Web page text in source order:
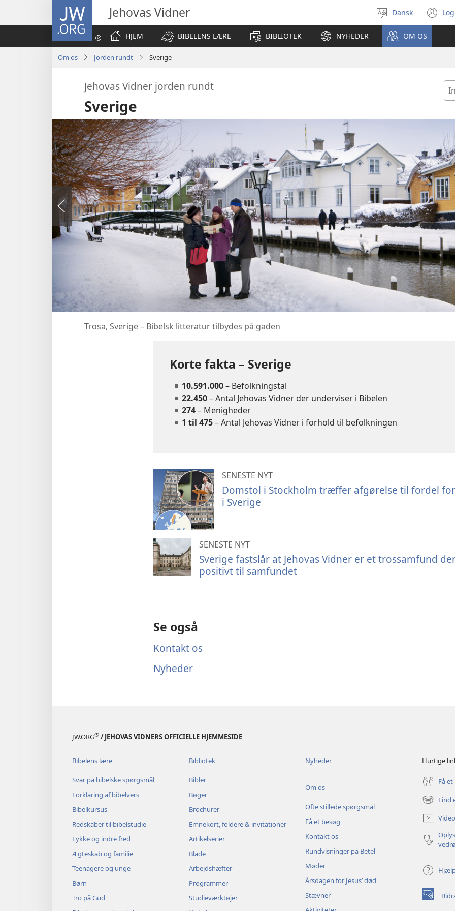
JW.ORG Jehovas Vidner
Vælg
sprog
Dansk
HJEM BIBELENS LÆRE BIBLIOTEK NYHEDER OM OS
Om os Jorden rundt Sverige
Jehovas Vidner jorden rundt
Sverige
Trosa, Sverige – Bibelsk litteratur tilbydes på gaden
Korte fakta – Sverige
10.591.000– Befolkningstal
22.450– Antal Jehovas Vidner der underviser i Bibelen
274– Menigheder
1 til 475– Antal Jehovas Vidner i forhold til befolkningen
SENESTE NYT
Domstol i Stockholm træffer afgørelse til fordel for
i Sverige
SENESTE NYT
Sverige fastslår at Jehovas Vidner er et trossamfund
positivt til samfundet
Se også
Kontakt os
Nyheder
JW.ORG® / JEHOVAS VIDNERS OFFICIELLE HJEMMESIDE
Bibelens lære
Svar på bibelske spørgsmål
Forklaring af bibelvers
Bibelkursus
Redskaber til bibelstudie
Lykke og indre fred
Ægteskab og familie
Teenagere og unge
Børn
Tro på Gud
Bibliotek
Bibler
Bøger
Brochurer
Emnekort, foldere & invitationer
Artikelserier
Blade
Arbejdshæfter
Programmer
Studieværktøjer
Nyheder
Om os
Ofte stillede spørgsmål
Få et besøg
Kontakt os
Rundvisninger på Betel
Møder
Årsdagen for Jesus’ død
Stævner
Hurtige
Få
Find
(åbner
nyt
vindue)
(åbner